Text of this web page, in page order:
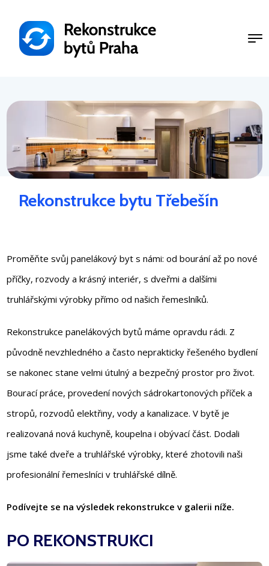
hlavnímu
obsahu
Rekonstrukce bytu Třebešín
Proměňte svůj panelákový byt s námi: od bourání až po nové
příčky, rozvody a krásný interiér, s dveřmi a dalšími
truhlářskými výrobky přímo od našich řemeslníků.
Rekonstrukce panelákových bytů máme opravdu rádi. Z
původně nevzhledného a často neprakticky řešeného bydlení
se nakonec stane velmi útulný a bezpečný prostor pro život.
Bourací práce, provedení nových sádrokartonových příček a
stropů, rozvodů elektřiny, vody a kanalizace. V bytě je
realizovaná nová kuchyně, koupelna i obývací část. Dodali
jsme také dveře a truhlářské výrobky, které zhotovili naši
profesionální řemeslníci v truhlářské dílně.
Podívejte se na výsledek rekonstrukce v galerii níže.
PO REKONSTRUKCI